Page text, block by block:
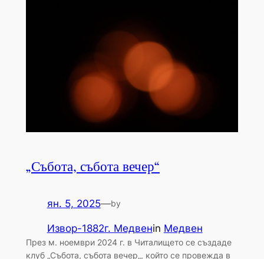
„Събота, събота вечер“
ян. 5, 2025—by
Извор-1882г. Медвенin Медвен
През м. ноември 2024 г. в Читалището се създаде
клуб „Събота, събота вечер„, който се провежда в